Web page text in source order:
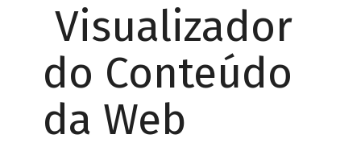
Visualizador
do Conteúdo
da Web